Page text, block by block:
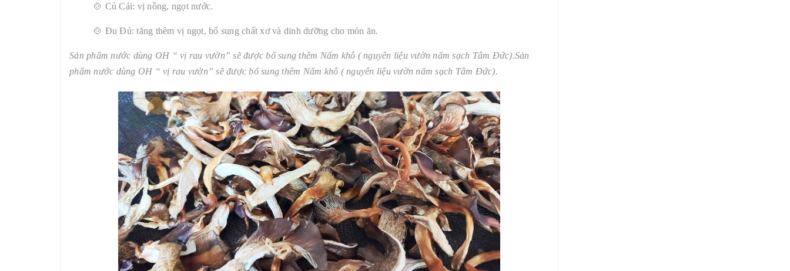
🍲 Củ Cải: vị nồng, ngọt nước.
🍲 Đu Đủ: tăng thêm vị ngọt, bổ sung chất xơ và dinh dưỡng cho món ăn.
Sản phẩm nước dùng OH “ vị rau vườn” sẽ được bổ sung thêm Nấm khô ( nguyên liệu vườn nấm sạch Tâm Đức).Sản
phẩm nước dùng OH “ vị rau vườn” sẽ được bổ sung thêm Nấm khô ( nguyên liệu vườn nấm sạch Tâm Đức).